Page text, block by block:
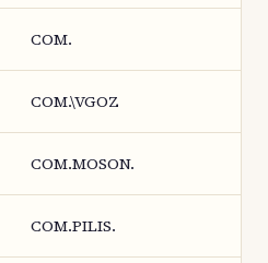
COM.
COM.\VGOZ
COM.MOSON.
COM.PILIS.